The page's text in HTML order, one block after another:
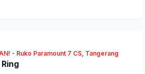
- Ruko Paramount 7 CS, Tangerang